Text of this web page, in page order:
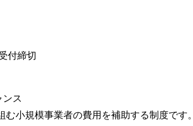
付締切
ンス
小規模事業者の費用を補助する制度です。